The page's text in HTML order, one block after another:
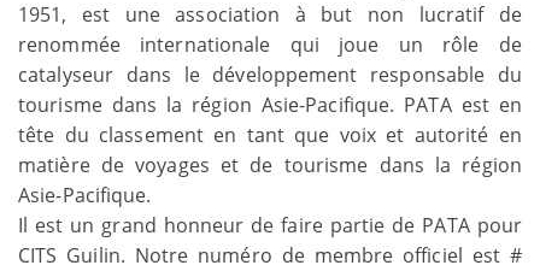
1951, est une association à but non lucratif de
renommée internationale qui joue un rôle de
catalyseur dans le développement responsable du
tourisme dans la région Asie-Pacifique. PATA est en
tête du classement en tant que voix et autorité en
matière de voyages et de tourisme dans la région
Asie-Pacifique.
Il est un grand honneur de faire partie de PATA pour
CITS Guilin. Notre numéro de membre officiel est #